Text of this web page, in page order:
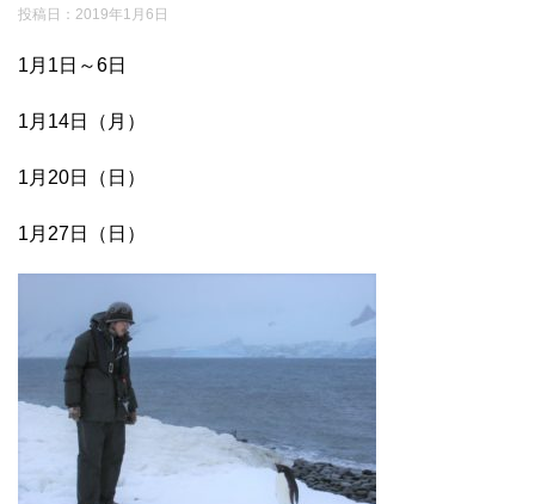
投稿日： 2019年1月6日
1月1日～6日
1月14日（月）
1月20日（日）
1月27日（日）